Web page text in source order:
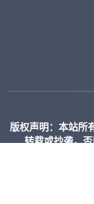
版权声明：本站所
转载或抄袭，